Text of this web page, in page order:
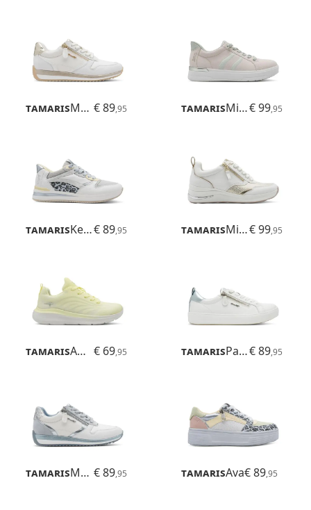
Tamaris Mona € 89,95 Tamaris Milly€ 99,95
Tamaris Kelly€ 89,95 Tamaris Milana€ 99,95
Tamaris Amelie € 69,95 Tamaris Patrizia€ 89,95
Tamaris Mona € 89,95 TamarisAva€ 89,95